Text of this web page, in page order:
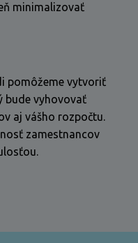
minimalizovať
pomôžeme vytvoriť
bude vyhovovať
aj vášho rozpočtu.
zamestnancov